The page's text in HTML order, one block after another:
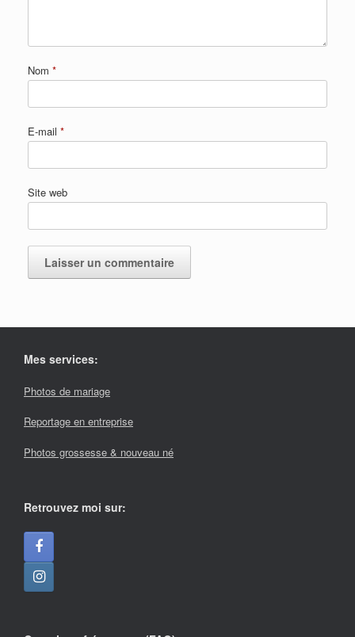
Nom *
E-mail *
Site web
Mes services:
Photos de mariage
Reportage en entreprise
Photos grossesse & nouveau né
Retrouvez moi sur: